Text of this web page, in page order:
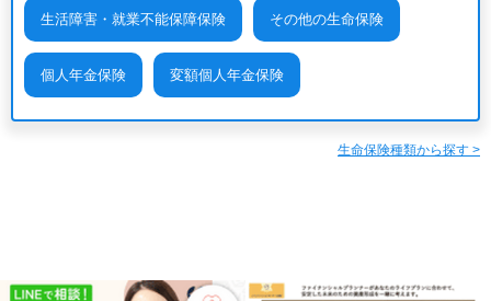
生活障害・就業不能保障保険 その他の生命保険
個人年金保険 変額個人年金保険
生命保険種類から探す >